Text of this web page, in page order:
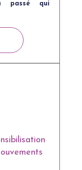
passé qui